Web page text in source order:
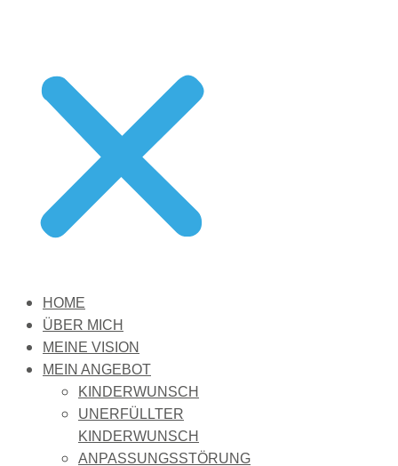
HOME
ÜBER MICH
MEINE VISION
MEIN ANGEBOT
KINDERWUNSCH
UNERFÜLLTER
KINDERWUNSCH
ANPASSUNGSSTÖRUNG